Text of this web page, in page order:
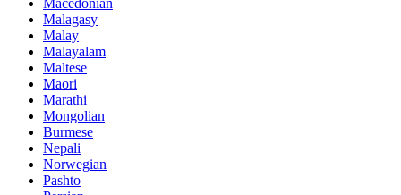
Macedonian
Malagasy
Malay
Malayalam
Maltese
Maori
Marathi
Mongolian
Burmese
Nepali
Norwegian
Pashto